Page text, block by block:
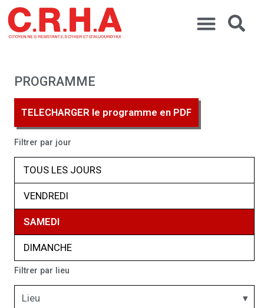
PROGRAMME
TELECHARGER le programme en PDF
Filtrer par jour
TOUS LES JOURS
VENDREDI
SAMEDI
DIMANCHE
Filtrer par lieu
Lieu